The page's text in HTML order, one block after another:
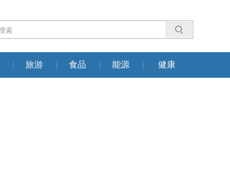
| 旅游 | 食品 | 能源 | 健康